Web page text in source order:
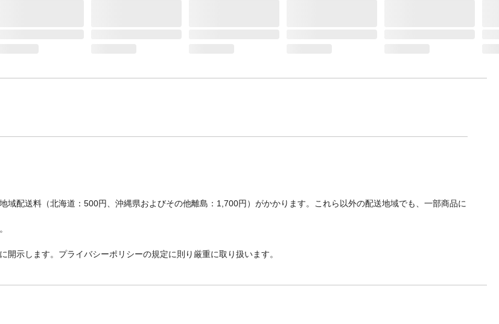
配送料（北海道：500円、沖縄県およびその他離島：1,700円）がかかります。これら以外の配送地域でも、一部商品に
示します。プライバシーポリシーの規定に則り厳重に取り扱います。